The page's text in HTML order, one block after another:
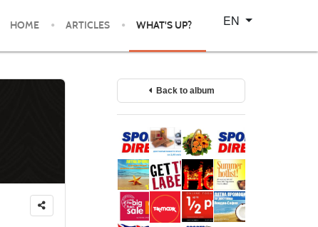
HOME ARTICLES WHAT'S UP?
Select your language
EN
Back to album